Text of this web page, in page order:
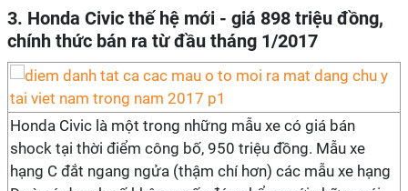
3. Honda Civic thế hệ mới - giá 898 triệu đồng,
chính thức bán ra từ đầu tháng 1/2017
Honda Civic là một trong những mẫu xe có giá bán
shock tại thời điểm công bố, 950 triệu đồng. Mẫu xe
hạng C đắt ngang ngửa (thậm chí hơn) các mẫu xe hạng